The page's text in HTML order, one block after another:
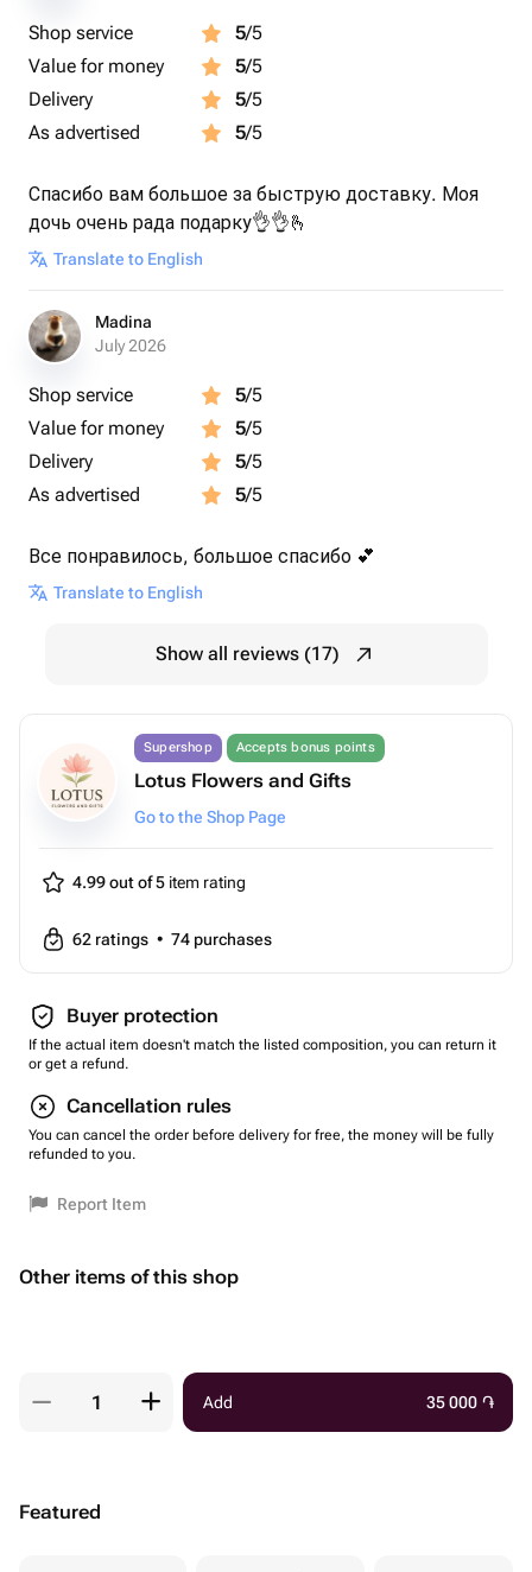
Shop service 5/5
Value for money
5/5
Delivery
5/5
As advertised
5/5
Спасибо вам большое за быструю доставку. Моя
дочь очень рада подарку👌👌🫰
Translate to English
Madina
July 2026
Shop service 5/5
Value for money
5/5
Delivery
5/5
As advertised
5/5
Все понравилось, большое спасибо 💕
Translate to English
Show all reviews (17)
Supershop Accepts bonus points
Lotus Flowers and Gifts
Go to the Shop Page
4.99 out of 5 item rating
62 ratings • 74 purchases
Buyer protection
If the actual item doesn't match the listed composition, you can return it
or get a refund.
Cancellation rules
You can cancel the order before delivery for free, the money will be fully
refunded to you.
Report Item
Other items of this shop
Add 35 000 ֏
Featured